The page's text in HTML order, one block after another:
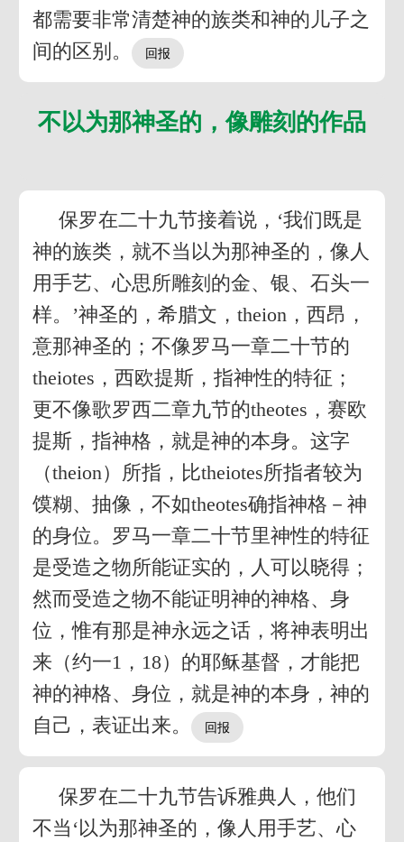
都需要非常清楚神的族类和神的儿子之
间的区别。
不以为那神圣的，像雕刻的作品
保罗在二十九节接着说，‘我们既是
神的族类，就不当以为那神圣的，像人
用手艺、心思所雕刻的金、银、石头一
样。’神圣的，希腊文，theion，西昂，
意那神圣的；不像罗马一章二十节的
theiotes，西欧提斯，指神性的特征；
更不像歌罗西二章九节的theotes，赛欧
提斯，指神格，就是神的本身。这字
（theion）所指，比theiotes所指者较为
馍糊、抽像，不如theotes确指神格－神
的身位。罗马一章二十节里神性的特征
是受造之物所能证实的，人可以晓得；
然而受造之物不能证明神的神格、身
位，惟有那是神永远之话，将神表明出
来（约一1，18）的耶稣基督，才能把
神的神格、身位，就是神的本身，神的
自己，表证出来。
保罗在二十九节告诉雅典人，他们
不当‘以为那神圣的，像人用手艺、心